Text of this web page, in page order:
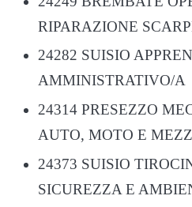
RIPARAZIONE
24282 SUISIO
AMMINISTRATIVO/A
24314 PRESEZZO
AUTO, MOTO E
24373 SUISIO
SICUREZZA E